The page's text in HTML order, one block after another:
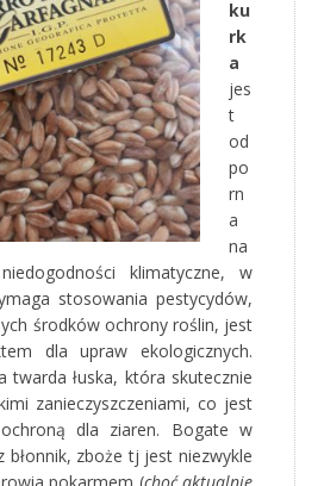
ku
rk
a
jes
t
od
po
rn
a
na
klimatyczne, w
stosowania pestycydów,
środków ochrony roślin, jest
dla upraw ekologicznych.
twarda łuska, która skutecznie
zanieczyszczeniami, co jest
dla ziaren. Bogate w
błonnik, zboże tj jest niezwykle